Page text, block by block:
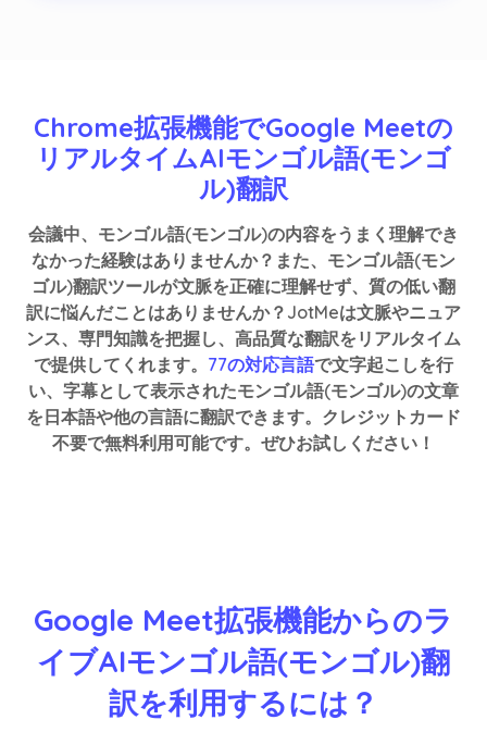
Chrome拡張機能でGoogle Meetの
リアルタイムAIモンゴル語(モンゴ
ル)翻訳
会議中、モンゴル語(モンゴル)の内容をうまく理解でき
なかった経験はありませんか？また、モンゴル語(モン
ゴル)翻訳ツールが文脈を正確に理解せず、質の低い翻
訳に悩んだことはありませんか？JotMeは文脈やニュア
ンス、専門知識を把握し、高品質な翻訳をリアルタイム
で提供してくれます。 77の対応言語で文字起こしを行
い、字幕として表示されたモンゴル語(モンゴル)の文章
を日本語や他の言語に翻訳できます。クレジットカード
不要で無料利用可能です。ぜひお試しください！
Google Meet拡張機能からのラ
イブAIモンゴル語(モンゴル)翻
訳を利用するには？